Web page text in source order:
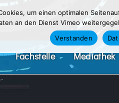
Fachstelle Mediathek
um einen optimalen
an den Dienst Vimeo
Verstanden